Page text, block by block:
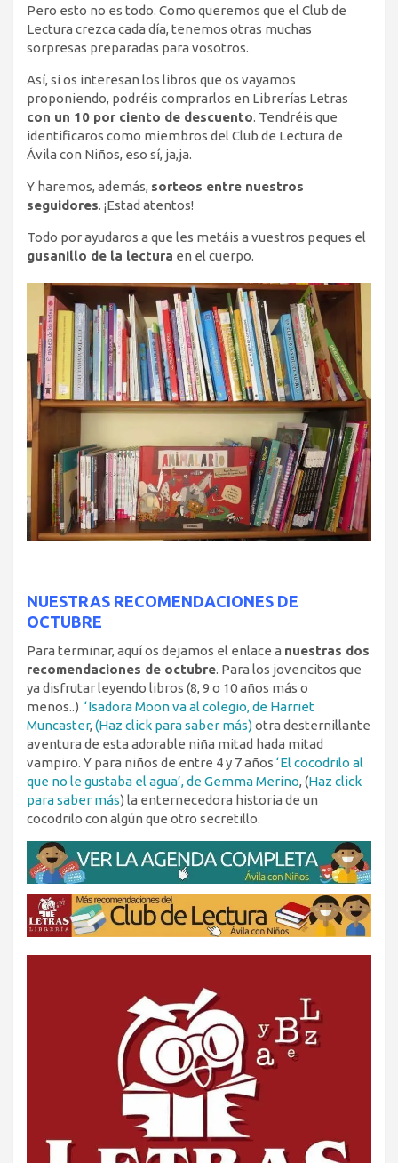
Pero esto no es todo. Como queremos que el Club de
Lectura crezca cada día, tenemos otras muchas
sorpresas preparadas para vosotros.
Así, si os interesan los libros que os vayamos
proponiendo, podréis comprarlos en Librerías Letras
con un 10 por ciento de descuento. Tendréis que
identificaros como miembros del Club de Lectura de
Ávila con Niños, eso sí, ja,ja.
Y haremos, además, sorteos entre nuestros
seguidores. ¡Estad atentos!
Todo por ayudaros a que les metáis a vuestros peques el
gusanillo de la lectura en el cuerpo.
NUESTRAS RECOMENDACIONES DE
OCTUBRE
Para terminar, aquí os dejamos el enlace a nuestras dos
recomendaciones de octubre. Para los jovencitos que
ya disfrutar leyendo libros (8, 9 o 10 años más o
menos..) ‘Isadora Moon va al colegio, de Harriet
Muncaster, (Haz click para saber más)otra desternillante
aventura de esta adorable niña mitad hada mitad
vampiro. Y para niños de entre 4 y 7 años ‘El cocodrilo al
que no le gustaba el agua’, de Gemma Merino, (Haz click
para saber más) la enternecedora historia de un
cocodrilo con algún que otro secretillo.